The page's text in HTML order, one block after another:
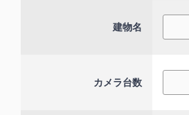
建物名
カメラ台数